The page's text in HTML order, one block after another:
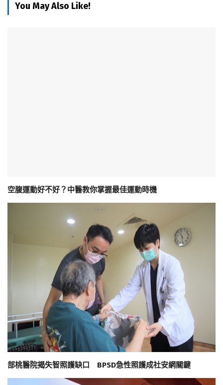
You May Also Like!
空腹運動好不好？中醫教你掌握最佳運動時機
部桃醫院揭失智照護缺口 BPSD急性照護成社安網關鍵